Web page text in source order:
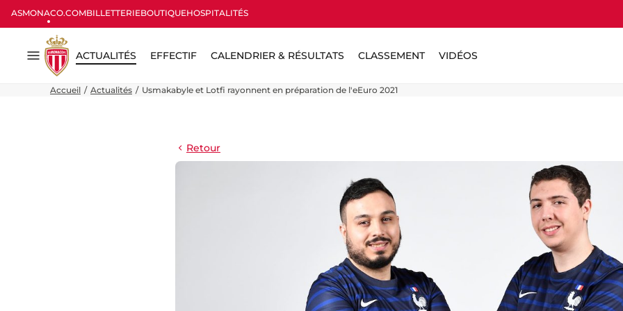
ASMONACO.COMBILLETTERIEBOUTIQUEHOSPITALITÉS
Menu
ACTUALITÉS EFFECTIF CALENDRIER & RÉSULTATS CLASSEMENT VIDÉOS
Accueil Actualités Usmakabyle et Lotfi rayonnent en préparation de l'eEuro 2021
Retour